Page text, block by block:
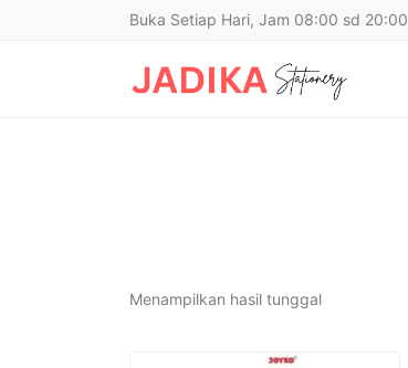
Buka Setiap Hari, Jam 08:00 sd 20:00
Menampilkan hasil tunggal